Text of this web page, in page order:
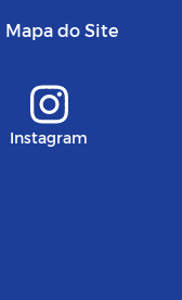
Mapa do Site
Instagram